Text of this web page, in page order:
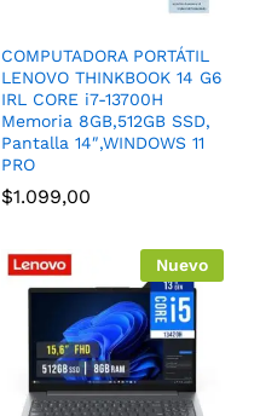
COMPUTADORA PORTÁTIL
LENOVO THINKBOOK 14 G6
IRL CORE i7-13700H
Memoria 8GB,512GB SSD,
Pantalla 14″,WINDOWS 11
PRO
$1.099,00
Nuevo